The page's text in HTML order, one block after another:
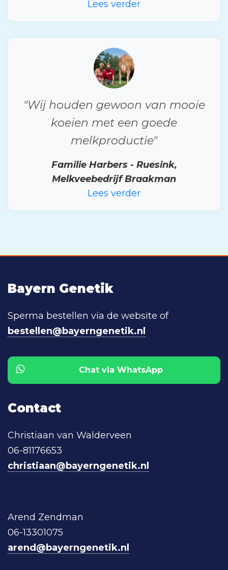
Lees verder
"Wij houden gewoon van mooie
koeien met een goede
melkproductie"
Familie Harbers - Ruesink,
Melkveebedrijf Braakman
Lees verder
Bayern Genetik
Sperma bestellen via de website of
bestellen@bayerngenetik.nl
Chat via WhatsApp
Contact
Christiaan van Walderveen
06-81176653
christiaan@bayerngenetik.nl
Arend Zendman
06-13301075
arend@bayerngenetik.nl